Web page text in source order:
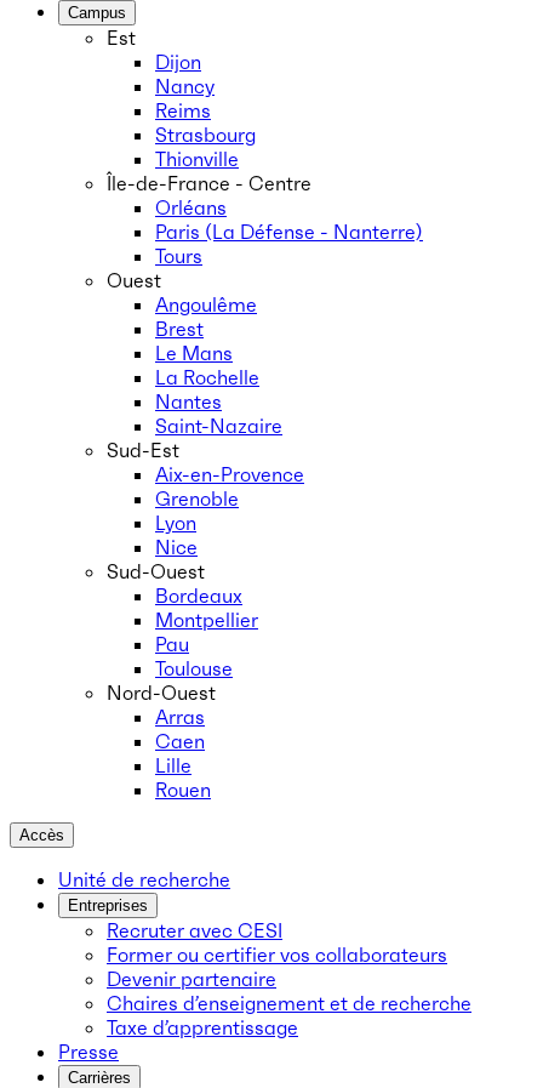
Campus
Est
Dijon
Nancy
Reims
Strasbourg
Thionville
Île-de-France - Centre
Orléans
Paris (La Défense - Nanterre)
Tours
Ouest
Angoulême
Brest
Le Mans
La Rochelle
Nantes
Saint-Nazaire
Sud-Est
Aix-en-Provence
Grenoble
Lyon
Nice
Sud-Ouest
Bordeaux
Montpellier
Pau
Toulouse
Nord-Ouest
Arras
Caen
Lille
Rouen
Accès
Unité de recherche
Entreprises
Recruter avec CESI
Former ou certifier vos collaborateurs
Devenir partenaire
Chaires d’enseignement et de recherche
Taxe d’apprentissage
Presse
Carrières